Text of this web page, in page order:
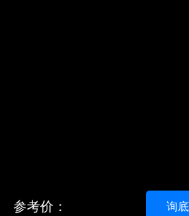
参考价： 询